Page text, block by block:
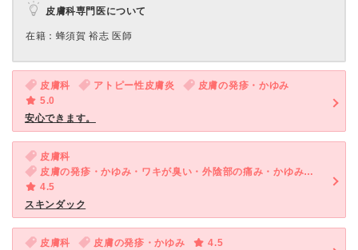
皮膚科専門医について
在籍：蜂須賀 裕志 医師
皮膚科 アトピー性皮膚炎
皮膚の発疹・かゆみ
5.0
安心できます。
皮膚科
皮膚の発疹・かゆみ・ワキが臭い・外陰部の痛み・かゆみ（女性）・発疹（子供）
4.5
スキンダック
皮膚科 皮膚の発疹・かゆみ
4.5